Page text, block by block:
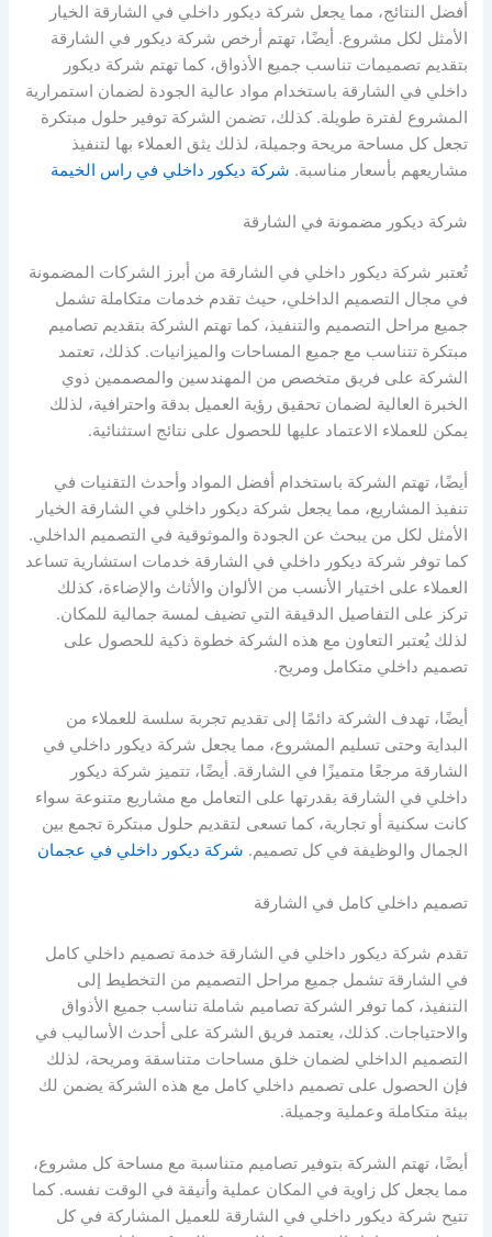
أفضل النتائج، مما يجعل شركة ديكور داخلي في الشارقة الخيار
الأمثل لكل مشروع. أيضًا، تهتم أرخص شركة ديكور في الشارقة
بتقديم تصميمات تناسب جميع الأذواق، كما تهتم شركة ديكور
داخلي في الشارقة باستخدام مواد عالية الجودة لضمان استمرارية
المشروع لفترة طويلة. كذلك، تضمن الشركة توفير حلول مبتكرة
تجعل كل مساحة مريحة وجميلة، لذلك يثق العملاء بها لتنفيذ
مشاريعهم بأسعار مناسبة. شركة ديكور داخلي في راس الخيمة
شركة ديكور مضمونة في الشارقة
تُعتبر شركة ديكور داخلي في الشارقة من أبرز الشركات المضمونة
في مجال التصميم الداخلي، حيث تقدم خدمات متكاملة تشمل
جميع مراحل التصميم والتنفيذ، كما تهتم الشركة بتقديم تصاميم
مبتكرة تتناسب مع جميع المساحات والميزانيات. كذلك، تعتمد
الشركة على فريق متخصص من المهندسين والمصممين ذوي
الخبرة العالية لضمان تحقيق رؤية العميل بدقة واحترافية، لذلك
يمكن للعملاء الاعتماد عليها للحصول على نتائج استثنائية.
أيضًا، تهتم الشركة باستخدام أفضل المواد وأحدث التقنيات في
تنفيذ المشاريع، مما يجعل شركة ديكور داخلي في الشارقة الخيار
الأمثل لكل من يبحث عن الجودة والموثوقية في التصميم الداخلي.
كما توفر شركة ديكور داخلي في الشارقة خدمات استشارية تساعد
العملاء على اختيار الأنسب من الألوان والأثاث والإضاءة، كذلك
تركز على التفاصيل الدقيقة التي تضيف لمسة جمالية للمكان.
لذلك يُعتبر التعاون مع هذه الشركة خطوة ذكية للحصول على
تصميم داخلي متكامل ومريح.
أيضًا، تهدف الشركة دائمًا إلى تقديم تجربة سلسة للعملاء من
البداية وحتى تسليم المشروع، مما يجعل شركة ديكور داخلي في
الشارقة مرجعًا متميزًا في الشارقة. أيضًا، تتميز شركة ديكور
داخلي في الشارقة بقدرتها على التعامل مع مشاريع متنوعة سواء
كانت سكنية أو تجارية، كما تسعى لتقديم حلول مبتكرة تجمع بين
الجمال والوظيفة في كل تصميم. شركة ديكور داخلي في عجمان
تصميم داخلي كامل في الشارقة
تقدم شركة ديكور داخلي في الشارقة خدمة تصميم داخلي كامل
في الشارقة تشمل جميع مراحل التصميم من التخطيط إلى
التنفيذ، كما توفر الشركة تصاميم شاملة تناسب جميع الأذواق
والاحتياجات. كذلك، يعتمد فريق الشركة على أحدث الأساليب في
التصميم الداخلي لضمان خلق مساحات متناسقة ومريحة، لذلك
فإن الحصول على تصميم داخلي كامل مع هذه الشركة يضمن لك
بيئة متكاملة وعملية وجميلة.
أيضًا، تهتم الشركة بتوفير تصاميم متناسبة مع مساحة كل مشروع،
مما يجعل كل زاوية في المكان عملية وأنيقة في الوقت نفسه. كما
تتيح شركة ديكور داخلي في الشارقة للعميل المشاركة في كل